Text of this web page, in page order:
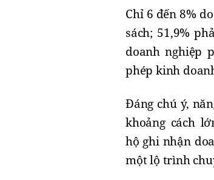
Chỉ 6 đến 8%
sách; 51,9%
doanh nghiệp
phép kinh
Đáng chú ý,
khoảng cách
hộ ghi nhận
một lộ trình